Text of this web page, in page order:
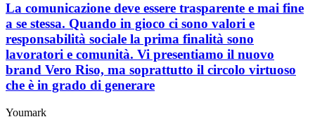
La comunicazione deve essere trasparente e mai fine
a se stessa. Quando in gioco ci sono valori e
responsabilità sociale la prima finalità sono
lavoratori e comunità. Vi presentiamo il nuovo
brand Vero Riso, ma soprattutto il circolo virtuoso
che è in grado di generare
Youmark